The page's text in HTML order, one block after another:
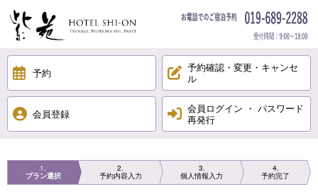
予約
予約確認・変更・キャンセ
ル
会員登録
会員ログイン ・ パスワード
再発行
1
プラン選択
2
予約内容入力
3
個人情報入力
4
予約完了